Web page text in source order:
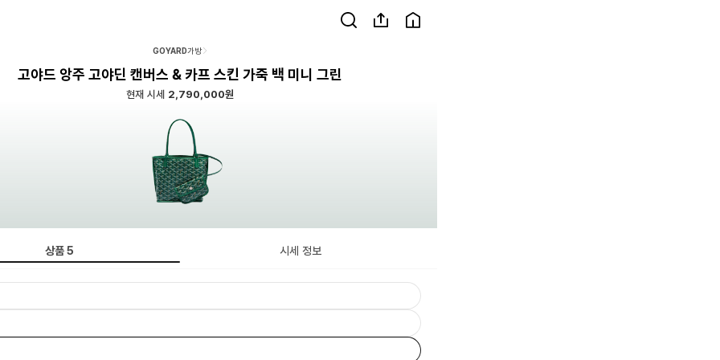
GOYARD가방
고야드 앙주 고야딘 캔버스 & 카프 스킨 가죽 백 미니 그린
현재 시세 2,790,000원
상품5 시세 정보